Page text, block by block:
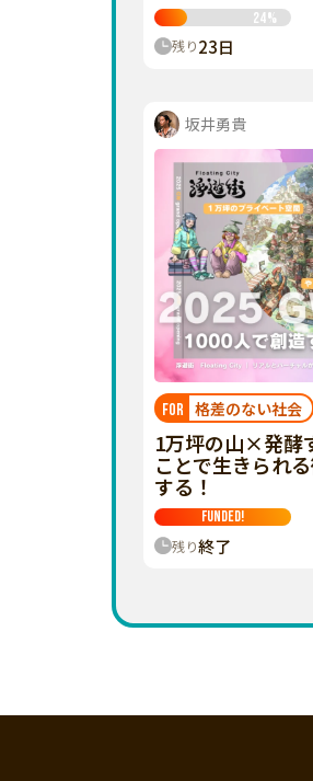
24%
残り23日
坂井勇貴
FOR 格差のない社会
1万坪の山×発酵
ことで生きられ
する！
FUNDED!
残り終了